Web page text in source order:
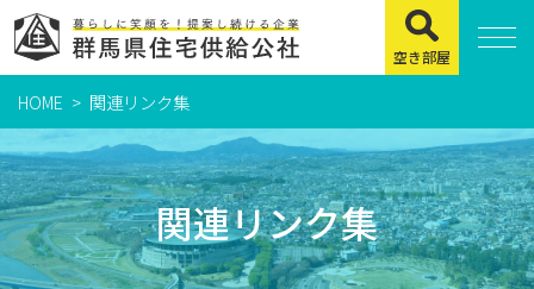
住まいをお探しの方
県営住宅
公社賃貸住宅
空き部屋
HOME 関連リンク集
関連リンク集